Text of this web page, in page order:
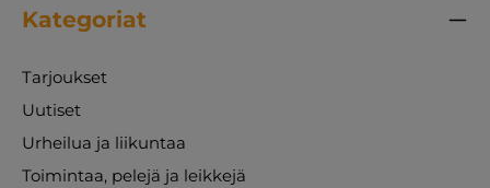
Kategoriat
Tarjoukset
Uutiset
Urheilua ja liikuntaa
Toimintaa, pelejä ja leikkejä